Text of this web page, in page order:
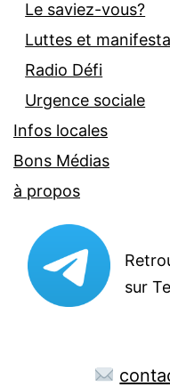
Le saviez-vous?
Luttes et
Radio Défi
Urgence sociale
Infos locales
Bons Médias
à propos
sur